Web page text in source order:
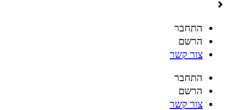
התחבר
הרשם
צור קשר
התחבר
הרשם
צור קשר